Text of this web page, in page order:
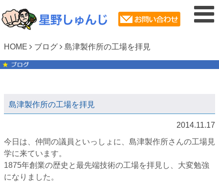
HOME ブログ 島津製作所の工場を拝見
島津製作所の工場を拝見
2014.11.17
今日は、仲間の議員といっしょに、島津製作所さんの工場見
学に来ています。
1875年創業の歴史と最先端技術の工場を拝見し、大変勉強
になりました。